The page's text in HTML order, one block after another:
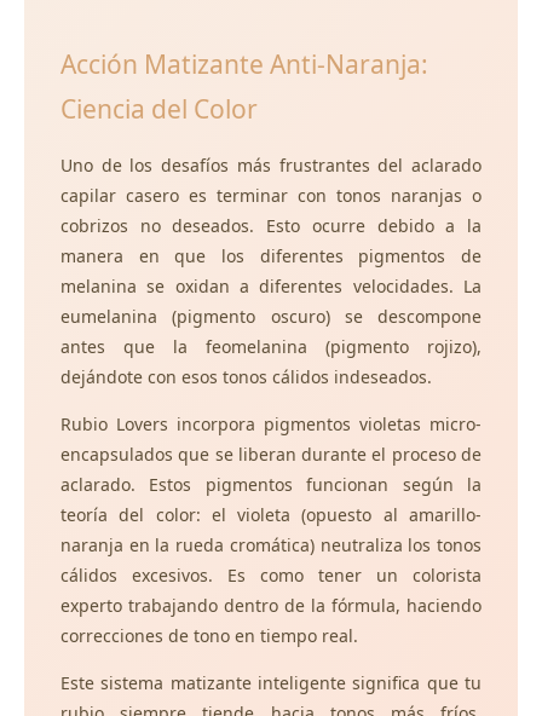
Acción Matizante Anti-Naranja:
Ciencia del Color
Uno de los desafíos más frustrantes del aclarado
capilar casero es terminar con tonos naranjas o
cobrizos no deseados. Esto ocurre debido a la
manera en que los diferentes pigmentos de
melanina se oxidan a diferentes velocidades. La
eumelanina (pigmento oscuro) se descompone
antes que la feomelanina (pigmento rojizo),
dejándote con esos tonos cálidos indeseados.
Rubio Lovers incorpora pigmentos violetas micro-
encapsulados que se liberan durante el proceso de
aclarado. Estos pigmentos funcionan según la
teoría del color: el violeta (opuesto al amarillo-
naranja en la rueda cromática) neutraliza los tonos
cálidos excesivos. Es como tener un colorista
experto trabajando dentro de la fórmula, haciendo
correcciones de tono en tiempo real.
Este sistema matizante inteligente significa que tu